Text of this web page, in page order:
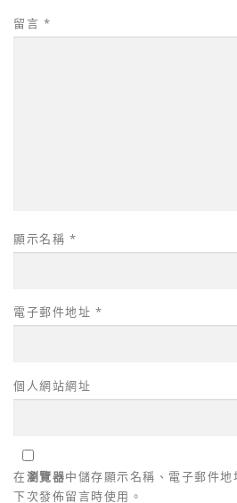
留言 *
顯示名稱 *
電子郵件地址 *
個人網站網址
在瀏覽器中儲存顯示名稱、電子郵件
下次發佈留言時使用。